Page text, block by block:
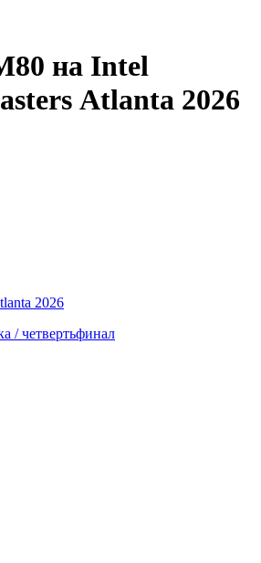
на Intel
Atlanta 2026
2026
/ четвертьфинал